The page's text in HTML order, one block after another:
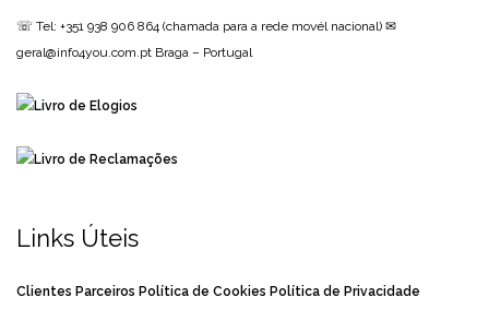
☏ Tel: +351 938 906 864 (chamada para a rede movél nacional) ✉
geral@info4you.com.pt Braga – Portugal
Links Úteis
Clientes Parceiros Política de Cookies Política de Privacidade